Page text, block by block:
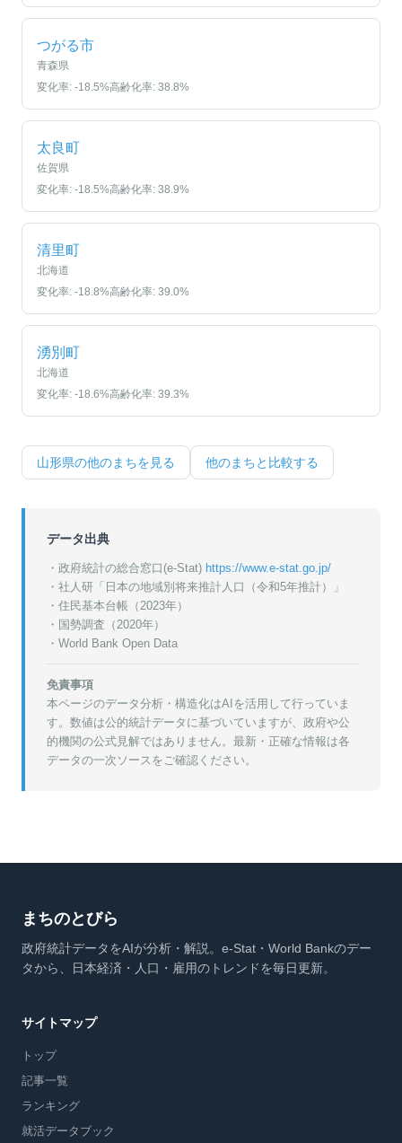
つがる市
青森県
変化率: -18.5%高齢化率: 38.8%
太良町
佐賀県
変化率: -18.5%高齢化率: 38.9%
清里町
北海道
変化率: -18.8%高齢化率: 39.0%
湧別町
北海道
変化率: -18.6%高齢化率: 39.3%
山形県の他のまちを見る 他のまちと比較する
データ出典
・政府統計の総合窓口(e-Stat) https://www.e-stat.go.jp/
・ 社人研「日本の地域別将来推計人口（令和5年推計）」
・ 住民基本台帳（2023年）
・ 国勢調査（2020年）
・World Bank Open Data
免責事項
本ページのデータ分析・構造化はAIを活用して行っていま
す。数値は公的統計データに基づいていますが、政府や公
的機関の公式見解ではありません。最新・正確な情報は各
データの一次ソースをご確認ください。
まちのとびら
政府統計データをAIが分析・解説。e-Stat・World Bankのデー
タから、日本経済・人口・雇用のトレンドを毎日更新。
サイトマップ
トップ
記事一覧
ランキング
就活データブック